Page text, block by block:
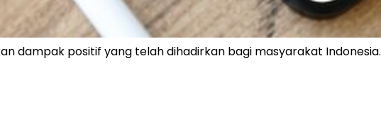
dampak positif yang telah dihadirkan bagi masyarakat Indonesia.